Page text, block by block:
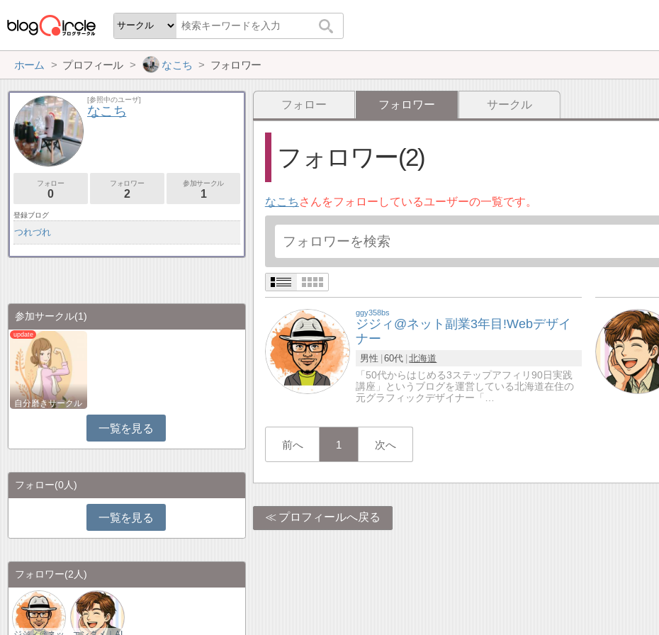
ホーム プロフィール なこち フォロワー
フォロー フォロワー サークル
フォロワー(2)
なこち さんをフォローしているユーザーの一覧です。
ggy358bs
ジジィ@ネット副業3年目!Webデザイ
ナー
男性 60代 北海道
「50代からはじめる3ステップアフィリ90日実践
講座」というブログを運営している北海道在住の
元グラフィックデザイナー「…
前へ 1 次へ
プロフィールへ戻る
[参照中のユーザ]
なこち
フォロー
0
フォロワー
2
参加サークル
1
登録ブログ
つれづれ
参加サークル(1)
自分磨きサークル
一覧を見る
フォロー(0人)
一覧を見る
フォロワー(2人)